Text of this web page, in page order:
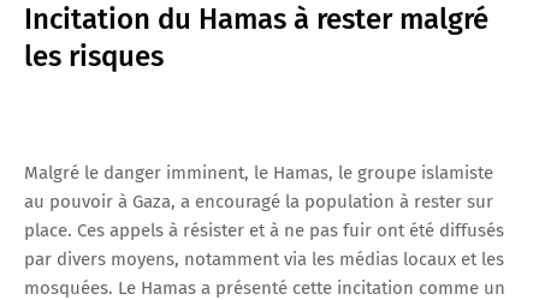
Incitation du Hamas à rester malgré
les risques
Malgré le danger imminent, le Hamas, le groupe islamiste
au pouvoir à Gaza, a encouragé la population à rester sur
place. Ces appels à résister et à ne pas fuir ont été diffusés
par divers moyens, notamment via les médias locaux et les
mosquées. Le Hamas a présenté cette incitation comme un